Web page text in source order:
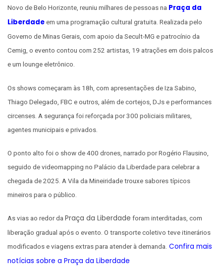
Novo de Belo Horizonte, reuniu milhares de pessoas na Praça da
Liberdadeem uma programação cultural gratuita. Realizada pelo
Governo de Minas Gerais, com apoio da Secult-MG e patrocínio da
Cemig, o evento contou com 252 artistas, 19 atrações em dois palcos
e um lounge eletrônico.
Os shows começaram às 18h, com apresentações de Iza Sabino,
Thiago Delegado, FBC e outros, além de cortejos, DJs e performances
circenses. A segurança foi reforçada por 300 policiais militares,
agentes municipais e privados.
O ponto alto foi o show de 400 drones, narrado por Rogério Flausino,
seguido de videomapping no Palácio da Liberdade para celebrar a
chegada de 2025. A Vila da Mineiridade trouxe sabores típicos
mineiros para o público.
As vias ao redor da Praça da Liberdade foram interditadas, com
liberação gradual após o evento. O transporte coletivo teve itinerários
modificados e viagens extras para atender à demanda. Confira mais
notícias sobre a Praça da Liberdade